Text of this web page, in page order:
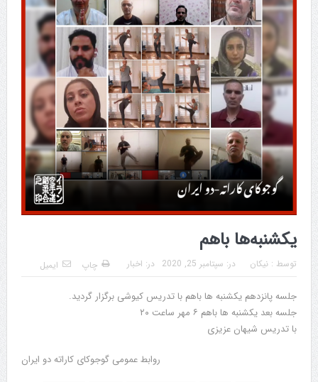
یکشنبه‌ها باهم
توسط : نیکان در: سپتامبر 25, 2020 در: اخبار چاپ ایمیل
جلسه پانزدهم یکشنبه ها باهم با تدریس کیوشی برگزار گردید.
جلسه بعد یکشنبه ها باهم ۶ مهر ساعت ۲۰
با تدریس شیهان عزیزی
روابط عمومی گوجوکای کاراته دو ایران